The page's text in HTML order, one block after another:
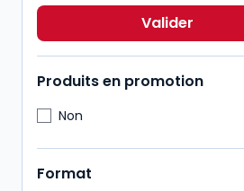
Immobilier
Valider
Produits en promotion
Non
Format